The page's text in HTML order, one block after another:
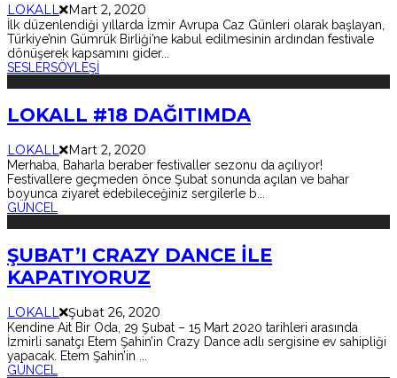
LOKALL Mart 2, 2020
İlk düzenlendiği yıllarda İzmir Avrupa Caz Günleri olarak başlayan,
Türkiye’nin Gümrük Birliği’ne kabul edilmesinin ardından festivale
dönüşerek kapsamını gider...
SESLERSÖYLEŞİ
LOKALL #18 DAĞITIMDA
LOKALL Mart 2, 2020
Merhaba, Baharla beraber festivaller sezonu da açılıyor!
Festivallere geçmeden önce Şubat sonunda açılan ve bahar
boyunca ziyaret edebileceğiniz sergilerle b
GÜNCEL
ŞUBAT’I CRAZY DANCE İLE
KAPATIYORUZ
LOKALL Şubat 26, 2020
Kendine Ait Bir Oda, 29 Şubat – 15 Mart 2020 tarihleri arasında
İzmirli sanatçı Etem Şahin’in Crazy Dance adlı sergisine ev sahipliği
yapacak. Etem Şahin’in
GÜNCEL